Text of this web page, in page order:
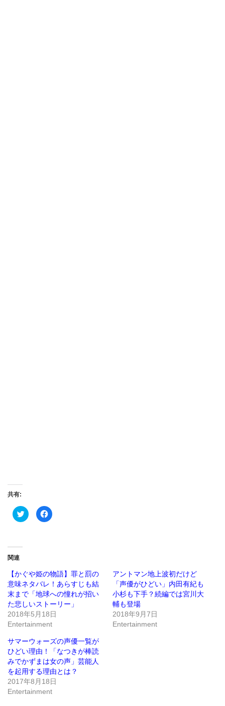
共有:
ク
リ
(新
し
い
ウ
ィ
ン
ド
ウ
で
開
ま
す)
Facebook
で
ッ
ク
し
て
く
だ
い
(新
し
ウ
ィ
ン
ド
ウ
で
開
き
ま
す)
関連
【かぐや姫の物語】罪と罰の
意味ネタバレ！あらすじも結
末まで「地球への憧れが招い
た悲しいストーリー」
2018年5月18日
Entertainment
アントマン地上波初だけど
「声優がひどい」内田有紀も
小杉も下手？続編では宮川大
輔も登場
2018年9月7日
Entertainment
サマーウォーズの声優一覧が
ひどい理由！「なつきが棒読
みでかずまは女の声」芸能人
を起用する理由とは？
2017年8月18日
Entertainment